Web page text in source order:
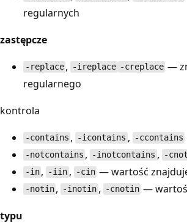
regularnych
zastępcze
-replace , -ireplace -creplace —
regularnego
kontrola
-contains , -icontains , -ccontains
-notcontains , -inotcontains , -
-in , -iin, -cin — wartość
-notin , -inotin , -cnotin —
typu